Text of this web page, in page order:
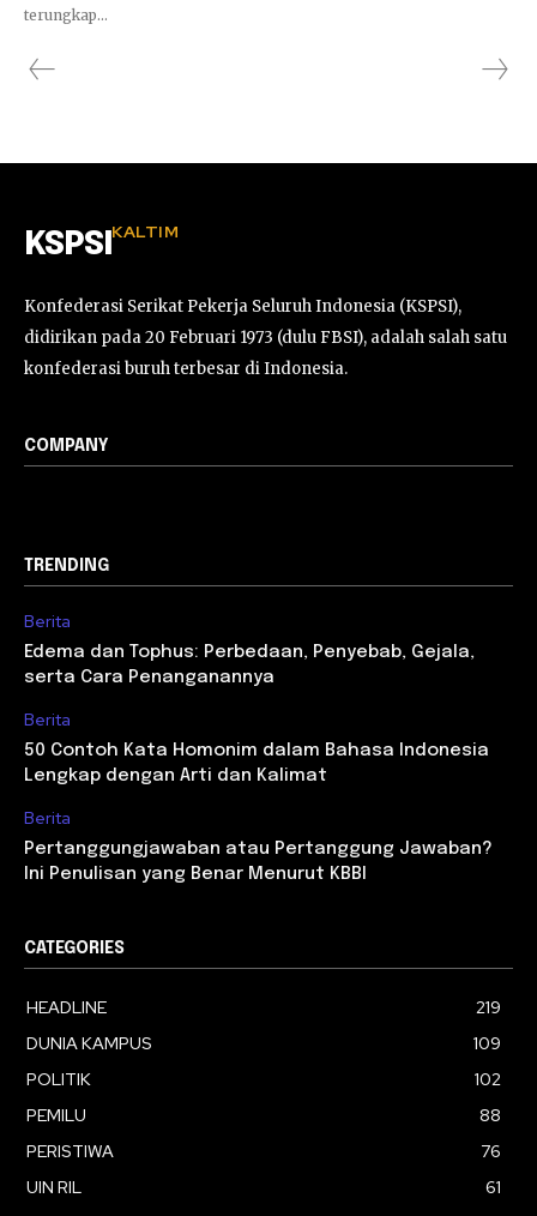
terungkap...
KSPSI KALTIM
Konfederasi Serikat Pekerja Seluruh Indonesia (KSPSI),
didirikan pada 20 Februari 1973 (dulu FBSI), adalah salah satu
konfederasi buruh terbesar di Indonesia.
COMPANY
TRENDING
Berita
Edema dan Tophus: Perbedaan, Penyebab, Gejala,
serta Cara Penanganannya
Berita
50 Contoh Kata Homonim dalam Bahasa Indonesia
Lengkap dengan Arti dan Kalimat
Berita
Pertanggungjawaban atau Pertanggung Jawaban?
Ini Penulisan yang Benar Menurut KBBI
CATEGORIES
HEADLINE
219
DUNIA KAMPUS
109
POLITIK
102
PEMILU
88
PERISTIWA
76
UIN RIL
61